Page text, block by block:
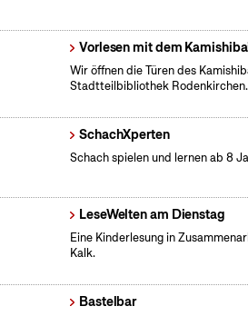
Vorlesen mit dem
Wir öffnen die Türen des
Stadtteilbibliothek Rodenkirchen.
SchachXperten
Schach spielen und lernen ab 8
LeseWelten am Dienstag
Eine Kinderlesung in
Kalk.
Bastelbar